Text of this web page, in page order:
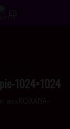
1024×1024
axxROXANA-